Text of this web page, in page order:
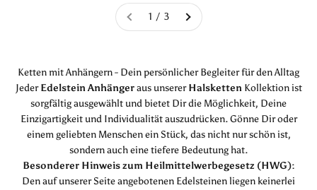
1 / 3
Ketten mit Anhängern - Dein persönlicher Begleiter für den Alltag
JederEdelstein Anhängeraus unsererHalsketten Kollektion ist
sorgfältig ausgewählt und bietet Dir die Möglichkeit, Deine
Einzigartigkeit und Individualität auszudrücken. Gönne Dir oder
einem geliebten Menschen ein Stück, das nicht nur schön ist,
sondern auch eine tiefere Bedeutung hat.
Besonderer Hinweis zum Heilmittelwerbegesetz (HWG):
Den auf unserer Seite angebotenen Edelsteinen liegen keinerlei